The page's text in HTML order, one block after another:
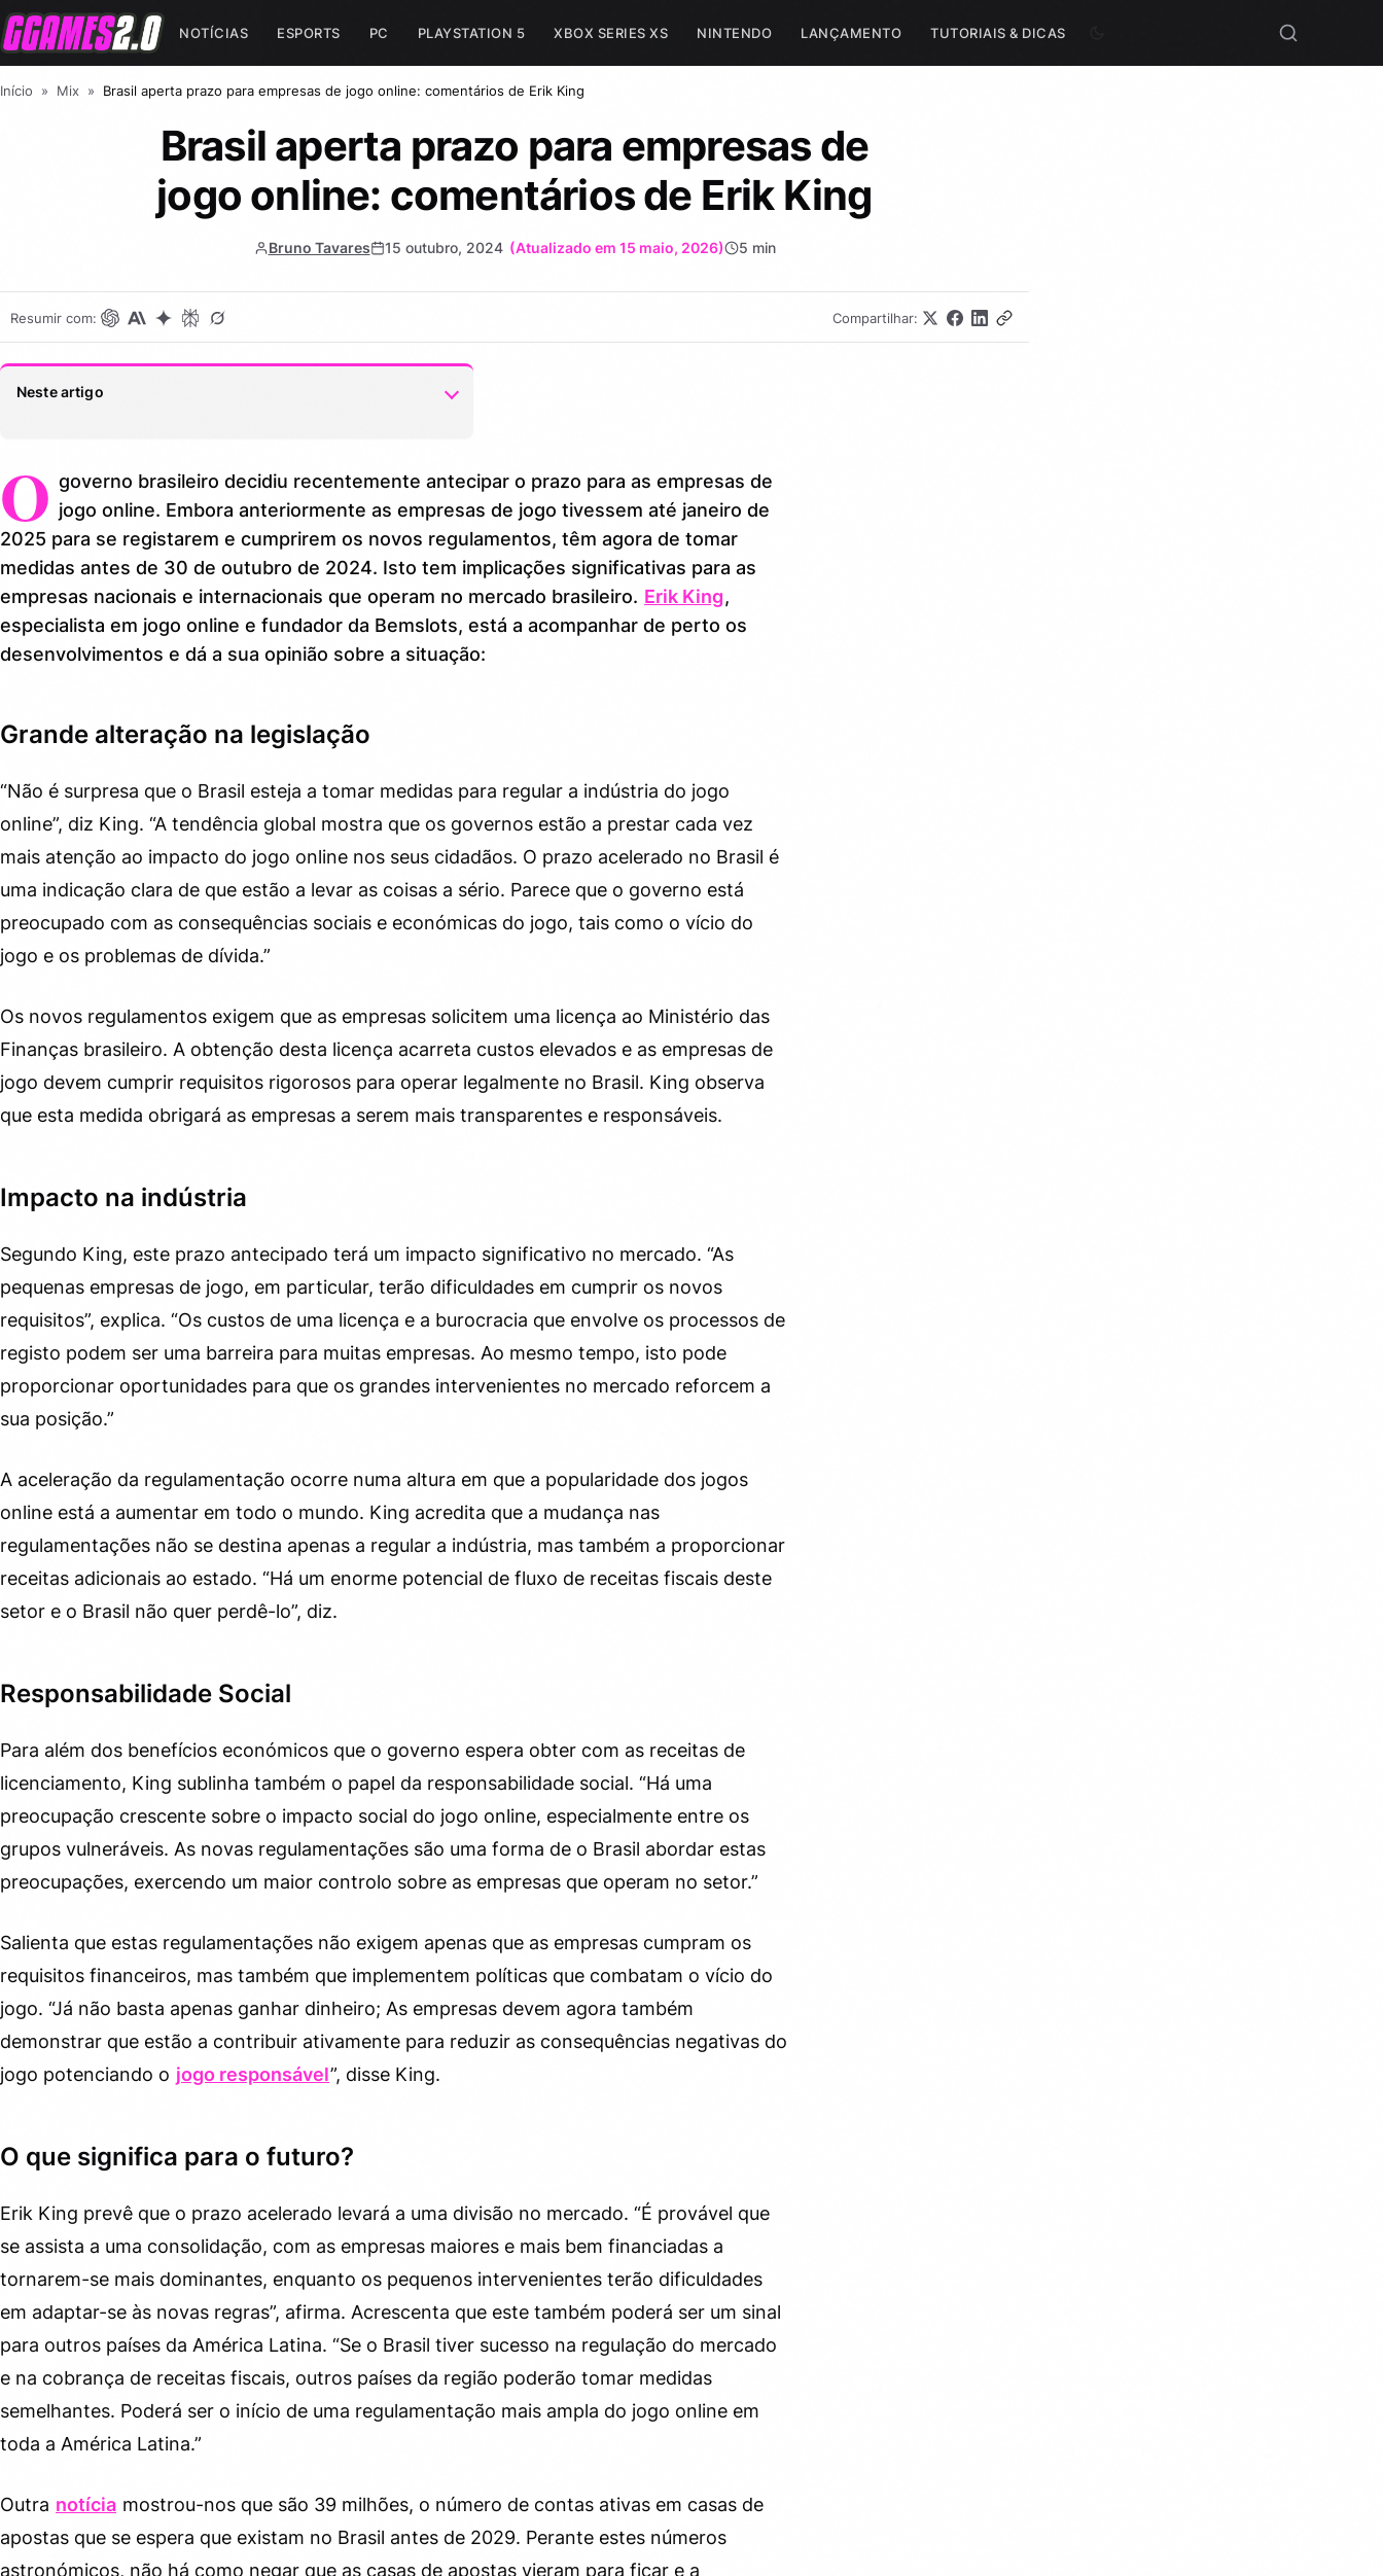
NOTÍCIAS ESPORTS PC PLAYSTATION 5 XBOX SERIES XS NINTENDO LANÇAMENTO TUTORIAIS & DICAS
Início » Mix » Brasil aperta prazo para empresas de jogo online: comentários de Erik King
Brasil aperta prazo para empresas de
jogo online: comentários de Erik King
Bruno Tavares 15 outubro, 2024 (Atualizado em 15 maio, 2026) 5 min
Resumir com: Compartilhar:
Neste artigo
Impacto na indústria
3. Responsabilidade Social
4. O que significa para o futuro?
5.
O governo brasileiro decidiu recentemente antecipar o prazo para as empresas de
jogo online. Embora anteriormente as empresas de jogo tivessem até janeiro de
2025 para se registarem e cumprirem os novos regulamentos, têm agora de tomar
medidas antes de 30 de outubro de 2024. Isto tem implicações significativas para as
empresas nacionais e internacionais que operam no mercado brasileiro. Erik King,
especialista em jogo online e fundador da Bemslots, está a acompanhar de perto os
desenvolvimentos e dá a sua opinião sobre a situação:
Grande alteração na legislação
“Não é surpresa que o Brasil esteja a tomar medidas para regular a indústria do jogo
online”, diz King. “A tendência global mostra que os governos estão a prestar cada vez
mais atenção ao impacto do jogo online nos seus cidadãos. O prazo acelerado no Brasil é
uma indicação clara de que estão a levar as coisas a sério. Parece que o governo está
preocupado com as consequências sociais e económicas do jogo, tais como o vício do
jogo e os problemas de dívida.”
Os novos regulamentos exigem que as empresas solicitem uma licença ao Ministério das
Finanças brasileiro. A obtenção desta licença acarreta custos elevados e as empresas de
jogo devem cumprir requisitos rigorosos para operar legalmente no Brasil. King observa
que esta medida obrigará as empresas a serem mais transparentes e responsáveis.
Impacto na indústria
Segundo King, este prazo antecipado terá um impacto significativo no mercado. “As
pequenas empresas de jogo, em particular, terão dificuldades em cumprir os novos
requisitos”, explica. “Os custos de uma licença e a burocracia que envolve os processos de
registo podem ser uma barreira para muitas empresas. Ao mesmo tempo, isto pode
proporcionar oportunidades para que os grandes intervenientes no mercado reforcem a
sua posição.”
A aceleração da regulamentação ocorre numa altura em que a popularidade dos jogos
online está a aumentar em todo o mundo. King acredita que a mudança nas
regulamentações não se destina apenas a regular a indústria, mas também a proporcionar
receitas adicionais ao estado. “Há um enorme potencial de fluxo de receitas fiscais deste
setor e o Brasil não quer perdê-lo”, diz.
Responsabilidade Social
Para além dos benefícios económicos que o governo espera obter com as receitas de
licenciamento, King sublinha também o papel da responsabilidade social. “Há uma
preocupação crescente sobre o impacto social do jogo online, especialmente entre os
grupos vulneráveis. As novas regulamentações são uma forma de o Brasil abordar estas
preocupações, exercendo um maior controlo sobre as empresas que operam no setor.”
Salienta que estas regulamentações não exigem apenas que as empresas cumpram os
requisitos financeiros, mas também que implementem políticas que combatam o vício do
jogo. “Já não basta apenas ganhar dinheiro; As empresas devem agora também
demonstrar que estão a contribuir ativamente para reduzir as consequências negativas do
jogo potenciando o jogo responsável”, disse King.
O que significa para o futuro?
Erik King prevê que o prazo acelerado levará a uma divisão no mercado. “É provável que
se assista a uma consolidação, com as empresas maiores e mais bem financiadas a
tornarem-se mais dominantes, enquanto os pequenos intervenientes terão dificuldades
em adaptar-se às novas regras”, afirma. Acrescenta que este também poderá ser um sinal
para outros países da América Latina. “Se o Brasil tiver sucesso na regulação do mercado
e na cobrança de receitas fiscais, outros países da região poderão tomar medidas
semelhantes. Poderá ser o início de uma regulamentação mais ampla do jogo online em
toda a América Latina.”
Outra notícia mostrou-nos que são 39 milhões, o número de contas ativas em casas de
apostas que se espera que existam no Brasil antes de 2029. Perante estes números
astronómicos, não há como negar que as casas de apostas vieram para ficar e a